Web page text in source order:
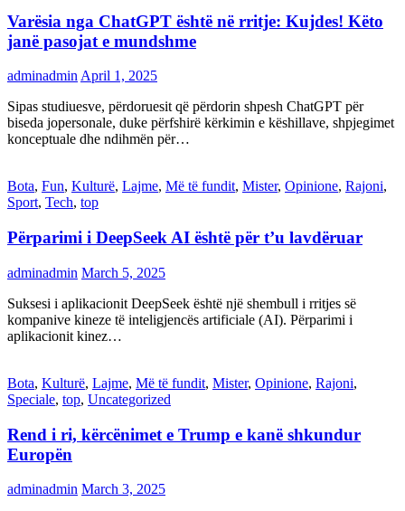
Varësia nga ChatGPT është në rritje: Kujdes! Këto
janë pasojat e mundshme
adminadmin April 1, 2025
Sipas studiuesve, përdoruesit që përdorin shpesh ChatGPT për
biseda jopersonale, duke përfshirë kërkimin e këshillave, shpjegimet
konceptuale dhe ndihmën për…
Bota, Fun, Kulturë, Lajme, Më të fundit, Mister, Opinione, Rajoni,
Sport, Tech, top
Përparimi i DeepSeek AI është për t’u lavdëruar
adminadmin March 5, 2025
Suksesi i aplikacionit DeepSeek është një shembull i rritjes së
kompanive kineze të inteligjencës artificiale (AI). Përparimi i
aplikacionit kinez…
Bota, Kulturë, Lajme, Më të fundit, Mister, Opinione, Rajoni,
Speciale, top, Uncategorized
Rend i ri, kërcënimet e Trump e kanë shkundur
Europën
adminadmin March 3, 2025